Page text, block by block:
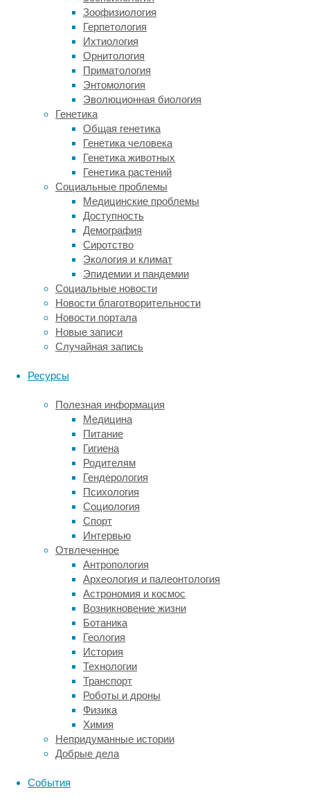
Зоофизиология
Герпетология
Ихтиология
Орнитология
Приматология
Энтомология
Эволюционная биология
Генетика
Общая генетика
Генетика человека
Генетика животных
Генетика растений
Социальные проблемы
Медицинские проблемы
Доступность
Демография
Сиротство
Экология и климат
Эпидемии и пандемии
Социальные новости
Новости благотворительности
Новости портала
Новые записи
Случайная запись
Ресурсы
Полезная информация
Медицина
Питание
Гигиена
Родителям
Гендерология
Психология
Социология
Спорт
Интервью
Отвлеченное
Антропология
Археология и палеонтология
Астрономия и космос
Возникновение жизни
Ботаника
Геология
История
Технологии
Транспорт
Роботы и дроны
Физика
Химия
Непридуманные истории
Добрые дела
События
загрязняется
тоннами
сажи,
воде
остается
токсичного
смолистого
остатка,
который
равно
вредит
морским
жителям.
Авторы
нового
исследования,
опубликованного
в
научном
журнале
предложили
иной
подход
решению
этой
проблемы.
Они
провели
первый
истории
масштабный
эксперимент
«прирученным»
огненным
торнадо
доказали,
что
этот
грозный
природный
феномен
может
на